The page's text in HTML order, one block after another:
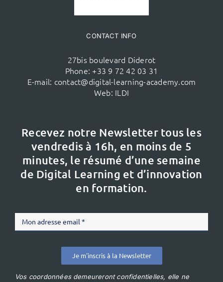
CONTACT INFO
27bis boulevard Diderot
Phone: +33 9 72 42 03 31
E-mail: contact@digital-learning-academy.com
Web: ILDI
Recevez notre Newsletter tous les
vendredis à 16h, en moins de 5
minutes, le résumé d’une semaine
de Digital Learning et d’innovation
en formation.
Je m'inscris à la Newsletter
Vos coordonnées demeureront confidentielles, elle ne